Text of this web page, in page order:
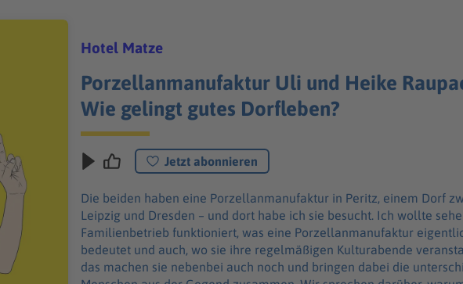
Hotel Matze
Porzellanmanufaktur Uli und Heike
Wie gelingt gutes Dorfleben?
Jetzt abonnieren
Die beiden haben eine Porzellanmanufaktur in Peritz, einem Dorf
Leipzig und Dresden – und dort habe ich sie besucht. Ich wollte
Familienbetrieb funktioniert, was eine Porzellanmanufaktur
bedeutet und auch, wo sie ihre regelmäßigen Kulturabende
das machen sie nebenbei auch noch und bringen dabei die